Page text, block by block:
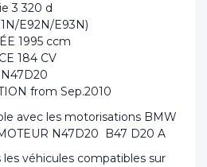
3 320 d
E92N/E93N)
1995 ccm
184 CV
from Sep.2010
avec les motorisations BMW
N47D20 B47 D20 A
véhicules compatibles sur